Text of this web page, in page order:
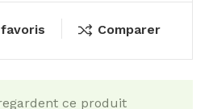
Comparer
ce produit